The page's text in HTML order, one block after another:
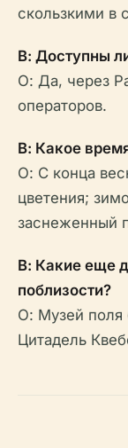
скользкими в
В: Доступны
О: Да, через
операторов.
В: Какое
О: С конца
цветения;
заснеженный
В: Какие еще
поблизости?
О: Музей поля
Цитадель